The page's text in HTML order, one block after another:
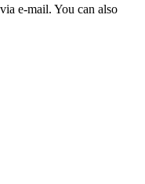
e-mail. You can also